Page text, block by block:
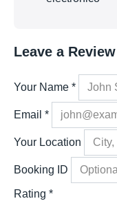
Leave a Review
Your Name *
Email *
Your Location
Booking ID
Rating *